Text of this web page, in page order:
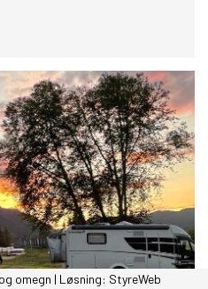
omegn | Løsning: StyreWeb